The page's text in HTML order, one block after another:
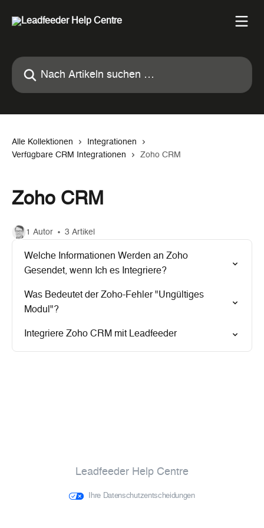
Nach Artikeln suchen …
Alle Kollektionen
Integrationen
Verfügbare CRM Integrationen
Zoho CRM
Zoho CRM
1 Autor 3 Artikel
Welche Informationen Werden an Zoho
Gesendet, wenn Ich es Integriere?
Was Bedeutet der Zoho-Fehler "Ungültiges
Modul"?
Integriere Zoho CRM mit Leadfeeder
Leadfeeder Help Centre
Ihre Datenschutzentscheidungen